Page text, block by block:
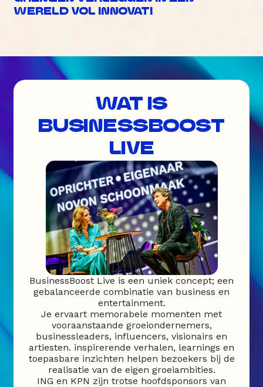
WERELD VOL INNOVATI
WAT IS
BUSINESSBOOST
LIVE
BusinessBoost Live is een uniek concept; een
gebalanceerde combinatie van business en
entertainment.
Je ervaart memorabele momenten met
vooraanstaande groeiondernemers,
businessleaders, influencers, visionairs en
artiesten. inspirerende verhalen, learnings en
toepasbare inzichten helpen bezoekers bij de
realisatie van de eigen groeiambities.
ING en KPN zijn trotse hoofdsponsors van